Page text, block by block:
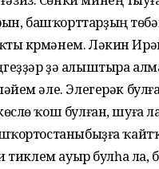
башҡорттарҙың
күрмәнем. Ләкин
ҙә алыштыра
әле. Элегерәк
ҡош булған, шуға
тиклем ауыр булһа